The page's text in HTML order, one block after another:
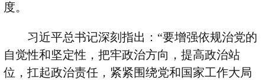
度。
习近平总书记深刻指出： “要增强依规治党的
自觉性和坚定性，把牢政治方向，提高政治站
位，扛起政治责任，紧紧围绕党和国家工作大局